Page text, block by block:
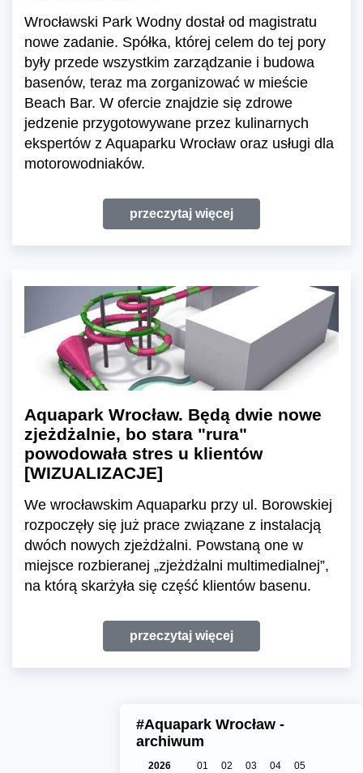
Wrocławski Park Wodny dostał od magistratu
nowe zadanie. Spółka, której celem do tej pory
były przede wszystkim zarządzanie i budowa
basenów, teraz ma zorganizować w mieście
Beach Bar. W ofercie znajdzie się zdrowe
jedzenie przygotowywane przez kulinarnych
ekspertów z Aquaparku Wrocław oraz usługi dla
motorowodniaków.
przeczytaj więcej
Aquapark Wrocław. Będą dwie nowe
zjeżdżalnie, bo stara "rura"
powodowała stres u klientów
[WIZUALIZACJE]
We wrocławskim Aquaparku przy ul. Borowskiej
rozpoczęły się już prace związane z instalacją
dwóch nowych zjeżdżalni. Powstaną one w
miejsce rozbieranej „zjeżdżalni multimedialnej”,
na którą skarżyła się część klientów basenu.
przeczytaj więcej
#Aquapark Wrocław -
archiwum
2026 01 02 03 04
05